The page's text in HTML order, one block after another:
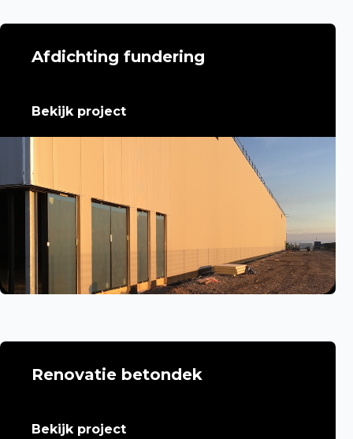
Afdichting fundering
Bekijk project
Renovatie betondek
Bekijk project